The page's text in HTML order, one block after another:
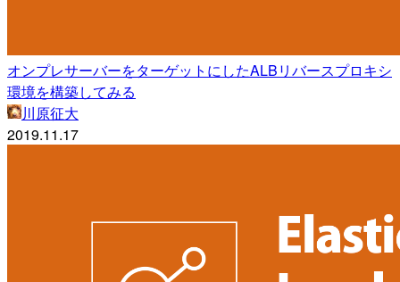
オンプレサーバーをターゲットにしたALBリバースプロキシ
環境を構築してみる
川原征大
2019.11.17